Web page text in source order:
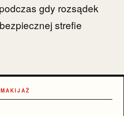
gdy rozsądek
strefie
MAKIJAŻ